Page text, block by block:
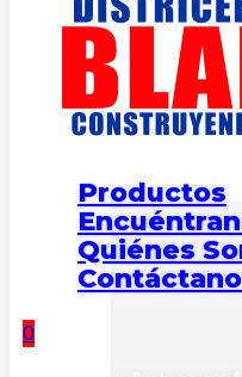
Productos
Quiénes
0
Inicio/Shop/